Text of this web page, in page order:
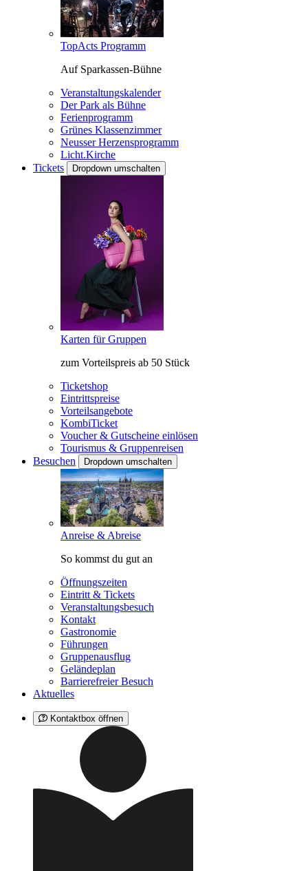
TopActs Programm
Auf Sparkassen-Bühne
Veranstaltungskalender
Der Park als Bühne
Ferienprogramm
Grünes Klassenzimmer
Neusser Herzensprogramm
Licht.Kirche
Tickets
Dropdown umschalten
Karten für Gruppen
zum Vorteilspreis ab 50 Stück
Ticketshop
Eintrittspreise
Vorteilsangebote
KombiTicket
Voucher & Gutscheine einlösen
Tourismus & Gruppenreisen
Besuchen
Dropdown umschalten
Anreise & Abreise
So kommst du gut an
Öffnungszeiten
Eintritt & Tickets
Veranstaltungsbesuch
Kontakt
Gastronomie
Führungen
Gruppenausflug
Geländeplan
Barrierefreier Besuch
Aktuelles
Kontaktbox öffnen